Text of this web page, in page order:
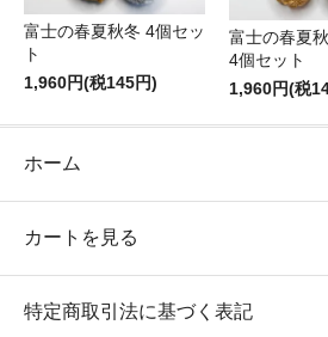
富士の春夏秋冬 4個セッ
ト
1,960円(税145円)
富士の春夏
4個セット
1,960円(税
ホーム
カートを見る
特定商取引法に基づく表記